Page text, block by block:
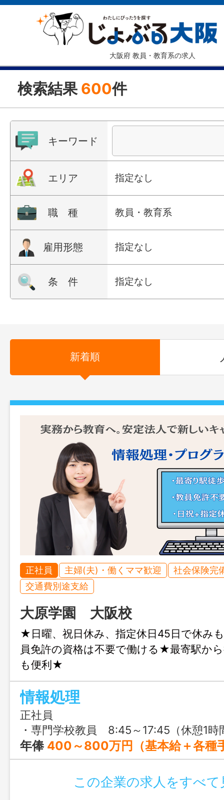
大阪府 教員・教育系の求人
検索結果 600件
キーワード
エリア 指定なし
職 種 教員・教育系
雇用形態 指定なし
条 件 指定なし
新着順
正社員 主婦(夫)・働くママ歓迎
社会保険完
交通費別途支給
大原学園 大阪校
★日曜、祝日休み、指定休日45日で休み
員免許の資格は不要で働ける★最寄駅か
も便利★
情報処理
正社員
・専門学校教員 8:45～17:45（休憩1時間） ※学校や部署によって多少変動あり ※配属部署によ
年俸 400～800万円（基本給＋各種
この企業の求人をすべて